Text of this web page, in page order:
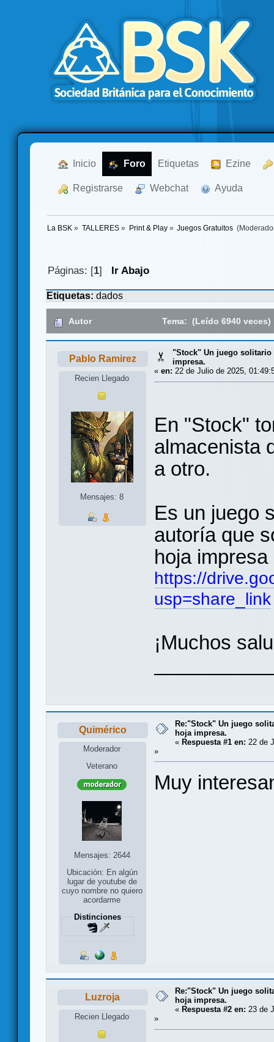
Inicio Foro Etiquetas Ezine
Registrarse Webchat Ayuda
La BSK » TALLERES» Print & Play» Juegos Gratuitos
Páginas: [1] Ir Abajo
Etiquetas: dados
Autor Tema: (Leído 6940 veces)
Pablo Ramirez
Recien Llegado
Mensajes: 8
"Stock" Un juego solitario
impresa.
« en: 22 de Julio de 2025,
En "Stock"
almacenista
a otro.
Es un juego
autoría que
hoja
https://
usp=share_link
¡Muchos
Quimérico
Moderador
Veterano
Mensajes: 2644
Ubicación: En algún
lugar de youtube de
cuyo nombre no quiero
acordarme
Distinciones
Re:"Stock" Un juego
hoja impresa.
« Respuesta #1 en: 22 de
»
Muy
Luzroja
Recien Llegado
Re:"Stock" Un juego
hoja impresa.
« Respuesta #2 en: 23 de
»